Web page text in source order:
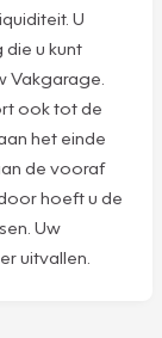
U
u kunt
Vakgarage.
ook tot de
het einde
de vooraf
hoeft u de
Uw
uitvallen.